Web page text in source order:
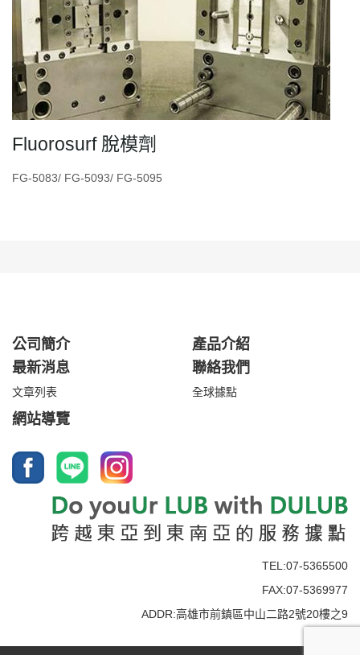
Fluorosurf 脫模劑
FG-5083/ FG-5093/ FG-5095
公司簡介
產品介紹
最新消息
文章列表
聯絡我們
全球據點
網站導覽
TEL:07-5365500
FAX:07-5369977
ADDR:高雄市前鎮區中山二路2號20樓之9